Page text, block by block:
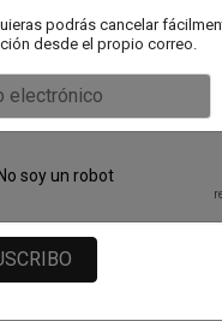
podrás cancelar
desde el propio correo.